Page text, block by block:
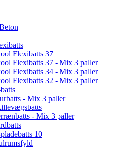
Flexibatts 37
Flexibatts 37 - Mix 3 paller
Flexibatts 34 - Mix 3 paller
Flexibatts 32 - Mix 3 paller
- Mix 3 paller
- Mix 3 paller
10